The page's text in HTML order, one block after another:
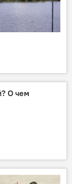
О чем